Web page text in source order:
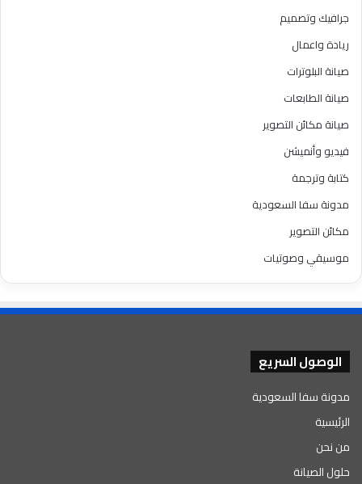
جرافيك وتصميم
ريادة واعمال
صيانة البلوترات
صيانة الطابعات
صيانة مكائن التصوير
فيديو وأنميشن
كتابة وترجمة
مدونة سفا السعودية
مكائن التصوير
موسيقي وصوتيات
الوصول السريع
مدونة سفا السعودية
الرئيسية
من نحن
حلول الصيانة